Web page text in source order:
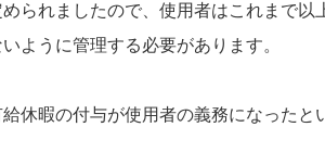
られましたので、使用者はこれまで以
ように管理する必要があります。
休暇の付与が使用者の義務になったと